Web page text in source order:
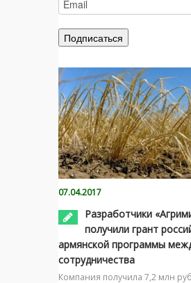
07.04.2017
Разработчики
получили грант
армянской программы
сотрудничества
Компания получила 7,2 млн